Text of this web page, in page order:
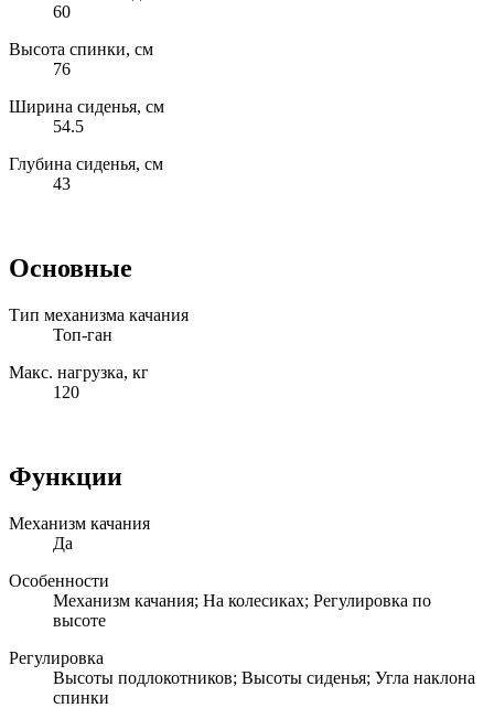
60
Высота спинки, см
76
Ширина сиденья, см
54.5
Глубина сиденья, см
43
Основные
Тип механизма качания
Топ-ган
Макс. нагрузка, кг
120
Функции
Механизм качания
Да
Особенности
Механизм качания; На колесиках; Регулировка по
высоте
Регулировка
Высоты подлокотников; Высоты сиденья; Угла наклона
спинки